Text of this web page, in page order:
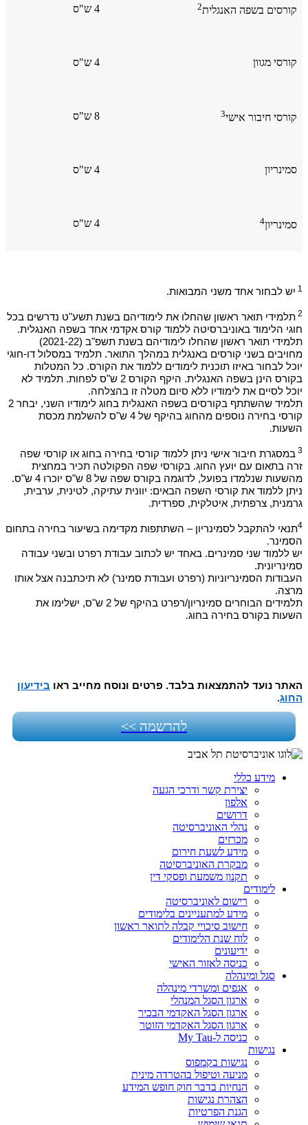
קורסים בשפה האנגלית2 4 ש"ס
קורסי מגוון 4 ש"ס
קורסי חיבור אישי3 8 ש"ס
סמינריון 4 ש"ס
סמינריון4 4 ש"ס
1 יש לבחור אחד משני המבואות.
2 תלמידי תואר ראשון שהחלו את לימודיהם בשנת תשע"ט נדרשים בכל
חוגי הלימוד באוניברסיטה ללמוד קורס אקדמי אחד בשפה האנגלית.
תלמידי תואר ראשון שהחלו לימודיהם בשנת תשפ"ב (2021-22)
מחויבים בשני קורסים באנגלית במהלך התואר. תלמיד במסלול דו-חוגי
יוכל לבחור באיזו תוכנית לימודים ללמוד את הקורס. כל המטלות
בקורס הינן בשפה האנגלית. היקף הקורס 2 ש"ס לפחות. תלמיד לא
יוכל לסיים את לימודיו ללא סיום מטלה זו בהצלחה.
​תלמיד שהשתתף בקורסים בשפה האנגלית בחוג לימודיו השני, יבחר 2
קורסי בחירה נוספים מהחוג בהיקף של 4 ש"ס להשלמת מכסת
השעות.
3 במסגרת חיבור אישי ניתן ללמוד קורסי בחירה בחוג או קורסי שפה
זרה בתאום עם יועץ החוג. בקורסי שפה הפקולטה תכיר במחצית
מהשעות שנלמדו בפועל, לדוגמה בקורס שפה של 8 ש"ס יוכרו 4 ש"ס.
ניתן ללמוד את קורסי השפה הבאים: יוונית עתיקה, לטינית, ערבית,
גרמנית, צרפתית, איטלקית, ספרדית.
4תנאי להתקבל לסמינריון – השתתפות מקדימה בשיעור בחירה בתחום
הסמינר.
יש ללמוד שני סמינרים. באחד יש לכתוב עבודת רפרט ובשני עבודה
סמינריונית.
העבודות הסמינריוניות (רפרט ועבודת סמינר) לא תיכתבנה אצל אותו
מרצה.
תלמידים הבוחרים סמינריון/רפרט בהיקף של 2 ש"ס, ישלימו את
השעות בקורס בחירה בחוג.
האתר נועד להתמצאות בלבד. פרטים ונוסח מחייב ראו בידיעון
החוג.
להרשמה >>
מידע כללי
יצירת קשר ודרכי הגעה
אלפון
דרושים
נהלי האוניברסיטה
מכרזים
מידע לשעת חירום
מבקרת האוניברסיטה
תקנון משמעת ופסקי דין
לימודים
רישום לאוניברסיטה
מידע למתעניינים בלימודים
חישוב סיכויי קבלה לתואר ראשון
לוח שנת הלימודים
ידיעונים
כניסה לאזור האישי
סגל ומינהלה
אגפים ומשרדי מינהלה
ארגון הסגל המנהלי
ארגון הסגל האקדמי הבכיר
ארגון הסגל האקדמי הזוטר
כניסה ל-My Tau
נגישות
נגישות בקמפוס
מניעה וטיפול בהטרדה מינית
הנחיות בדבר חוק חופש המידע
הצהרת נגישות
הגנת הפרטיות